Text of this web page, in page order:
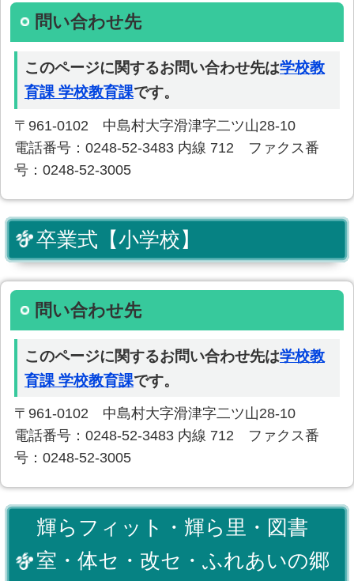
問い合わせ先
このページに関するお問い合わせ先は学校教
育課 学校教育課です。
〒961-0102 中島村大字滑津字二ツ山28-10
電話番号：0248-52-3483 内線 712 ファクス番
号：0248-52-3005
卒業式【小学校】
問い合わせ先
このページに関するお問い合わせ先は学校教
育課 学校教育課です。
〒961-0102 中島村大字滑津字二ツ山28-10
電話番号：0248-52-3483 内線 712 ファクス番
号：0248-52-3005
輝らフィット・輝ら里・図書
室・体セ・改セ・ふれあいの郷